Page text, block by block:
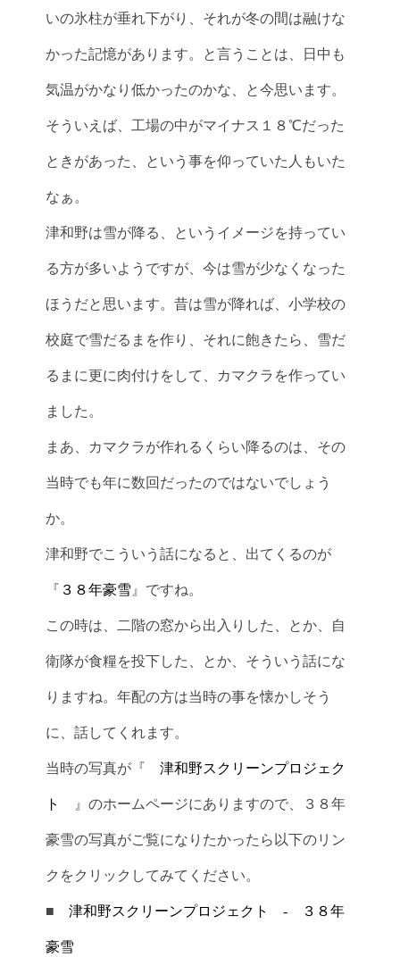
いの氷柱が垂れ下がり、それが冬の間は融けな
かった記憶があります。と言うことは、日中も
気温がかなり低かったのかな、と今思います。
そういえば、工場の中がマイナス１８℃だった
ときがあった、という事を仰っていた人もいた
なぁ。
津和野は雪が降る、というイメージを持ってい
る方が多いようですが、今は雪が少なくなった
ほうだと思います。昔は雪が降れば、小学校の
校庭で雪だるまを作り、それに飽きたら、雪だ
るまに更に肉付けをして、カマクラを作ってい
ました。
まあ、カマクラが作れるくらい降るのは、その
当時でも年に数回だったのではないでしょう
か。
津和野でこういう話になると、出てくるのが
『 ３８年豪雪 』ですね。
この時は、二階の窓から出入りした、とか、自
衛隊が食糧を投下した、とか、そういう話にな
りますね。年配の方は当時の事を懐かしそう
に、話してくれます。
当時の写真が『 津和野スクリーンプロジェク
ト 』のホームページにありますので、３８年
豪雪の写真がご覧になりたかったら以下のリン
クをクリックしてみてください。
■ 津和野スクリーンプロジェクト - ３８年
豪雪